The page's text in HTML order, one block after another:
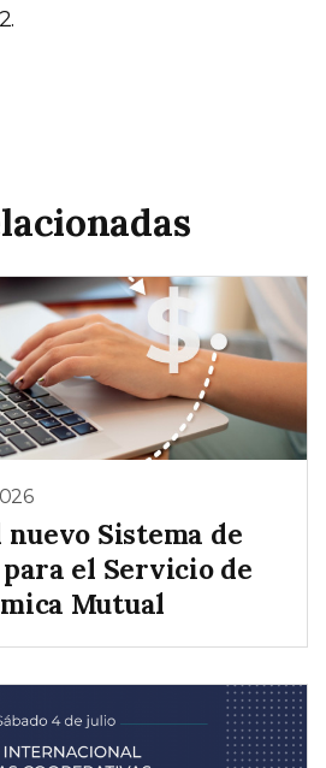
nuevo Sistema de
el Servicio de
Mutual